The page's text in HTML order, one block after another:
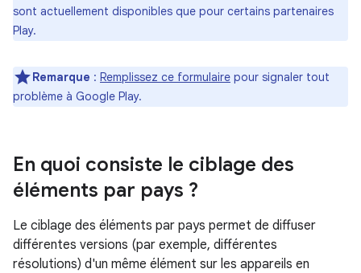
sont actuellement disponibles que pour certains partenaires
Play.
Remarque : Remplissez ce formulaire pour signaler tout
problème à Google Play.
En quoi consiste le ciblage des
éléments par pays ?
Le ciblage des éléments par pays permet de diffuser
différentes versions (par exemple, différentes
résolutions) d'un même élément sur les appareils en